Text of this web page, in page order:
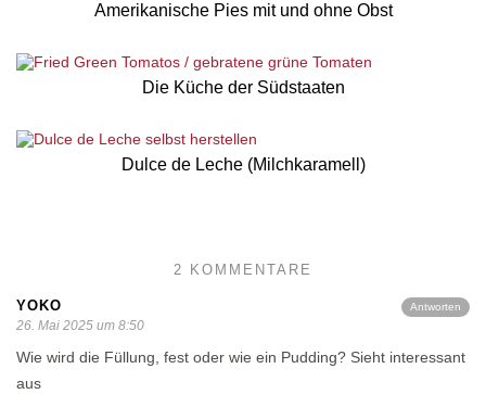
Amerikanische Pies mit und ohne Obst
Die Küche der Südstaaten
Dulce de Leche (Milchkaramell)
2 KOMMENTARE
Antworten
YOKO
26. Mai 2025 um 8:50
Wie wird die Füllung, fest oder wie ein Pudding? Sieht interessant
aus